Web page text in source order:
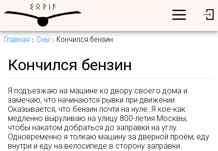
Главная Сны Кончился бензин
Кончился бензин
Я подъезжаю на машине ко двору своего дома и
замечаю, что начинаются рывки при движении.
Оказывается, что бензин почти на нуле. Я кое-как
медленно выруливаю на улицу 800-летия Москвы,
чтобы накатом добраться до заправки на углу.
Одновременно я толкаю машину за дверной проём, еду
внутри и еду на велосипеде в сторону заправки.